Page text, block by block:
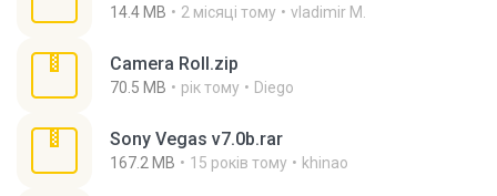
14.4 MB 2 місяці тому vladimir M.
Camera Roll.zip
70.5 MB рік тому Diego
Sony Vegas v7.0b.rar
167.2 MB 15 років тому khinao